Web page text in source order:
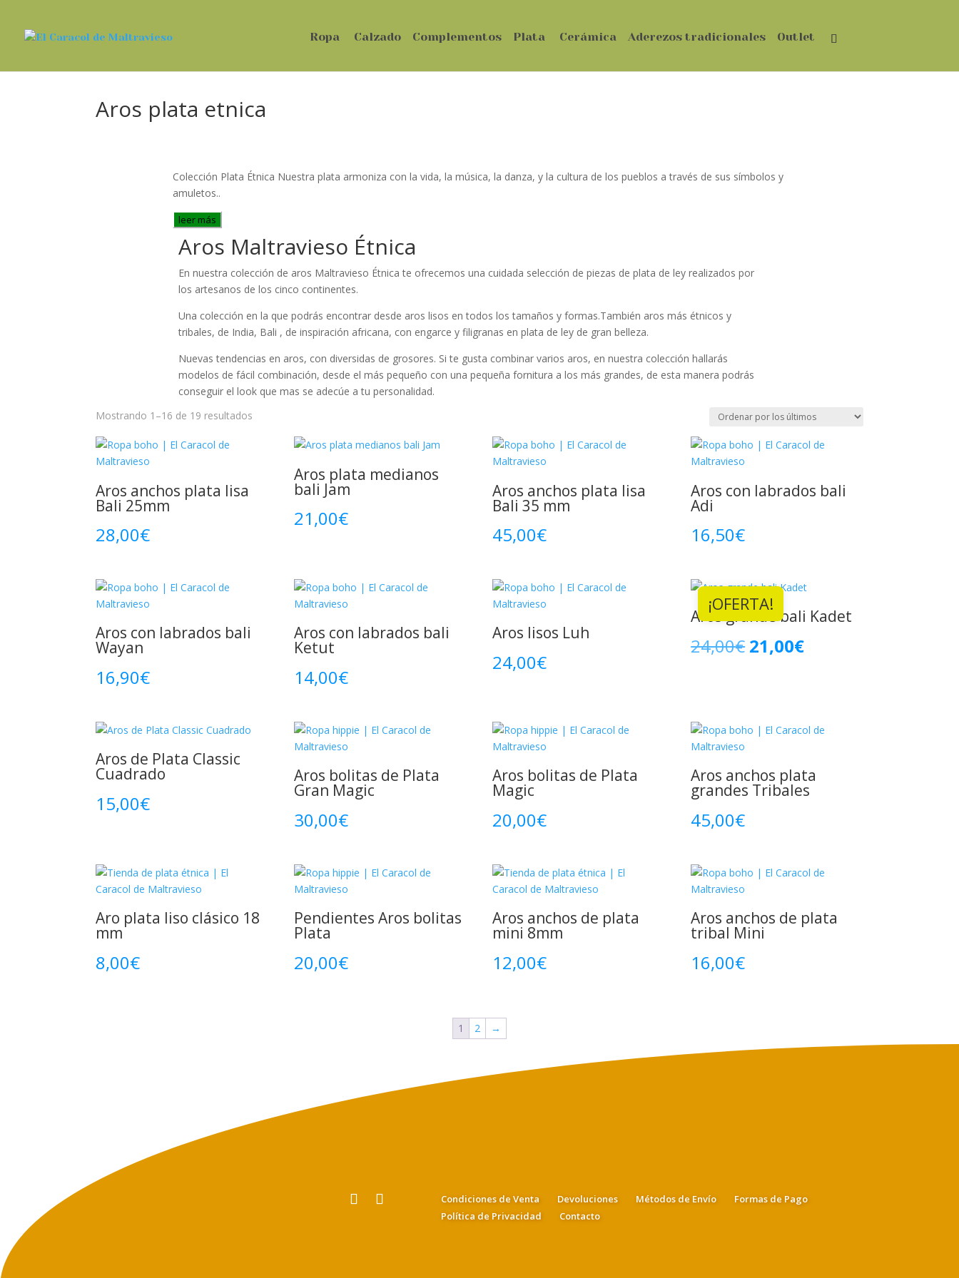
Ropa Calzado Complementos Plata Cerámica Aderezos tradicionales Outlet
Aros plata etnica
Colección Plata Étnica Nuestra plata armoniza con la vida, la música, la danza, y la cultura de los pueblos a través de sus símbolos y
amuletos..
leer más
Aros Maltravieso Étnica
En nuestra colección de aros Maltravieso Étnica te ofrecemos una cuidada selección de piezas de plata de ley realizados por
los artesanos de los cinco continentes.
Una colección en la que podrás encontrar desde aros lisos en todos los tamaños y formas.También aros más étnicos y
tribales, de India, Bali , de inspiración africana, con engarce y filigranas en plata de ley de gran belleza.
Nuevas tendencias en aros, con diversidas de grosores. Si te gusta combinar varios aros, en nuestra colección hallarás
modelos de fácil combinación, desde el más pequeño con una pequeña fornitura a los más grandes, de esta manera podrás
conseguir el look que mas se adecúe a tu personalidad.
Mostrando 1–16 de 19 resultados
Aros anchos plata lisa
Bali 25mm
28,00€
Aros plata medianos
bali Jam
21,00€
Aros anchos plata lisa
Bali 35 mm
45,00€
Aros con labrados bali
Adi
16,50€
Aros con labrados bali
Wayan
16,90€
Aros con labrados bali
Ketut
14,00€
Aros lisos Luh
24,00€
¡OFERTA!
Aros grande bali Kadet
24,00€ El
era:
21,00€El
es:
Aros de Plata Classic
Cuadrado
15,00€
Aros bolitas de Plata
Gran Magic
30,00€
Aros bolitas de Plata
Magic
20,00€
Aros anchos plata
grandes Tribales
45,00€
Aro plata liso clásico 18
mm
8,00€
Pendientes Aros bolitas
Plata
20,00€
Aros anchos de plata
mini 8mm
12,00€
Aros anchos de plata
tribal Mini
16,00€
1 2 →
Condiciones de Venta Devoluciones Métodos de Envío
Formas de Pago
Política de Privacidad
Contacto